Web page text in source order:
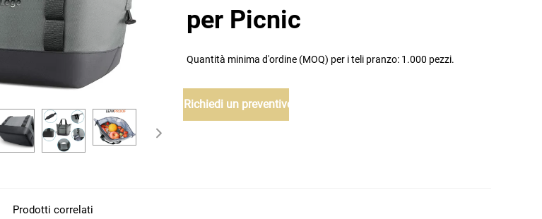
per Picnic
Quantità minima d'ordine (MOQ) per i teli pranzo: 1.000 pezzi.
Richiedi un preventivo
Prodotti correlati